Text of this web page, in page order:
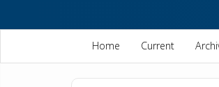
content
Home Current